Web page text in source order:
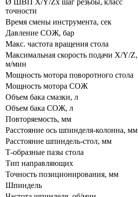
Ø ШВП X/Y/Zх шаг резьбы, класс
точности
Время смены инструмента, сек
Давление СОЖ, бар
Макс. частота вращения стола
Максимальная скорость подачи X/Y/Z,
м/мин
Мощность мотора поворотного стола
Мощность мотора СОЖ
Объем бака смазки, л
Объем бака СОЖ, л
Повторяемость, мм
Расстояние ось шпинделя-колонна, мм
Расстояние шпиндель-стол, мм
Т-образные пазы стола
Тип направляющих
Точность позиционирования, мм
Шпиндель